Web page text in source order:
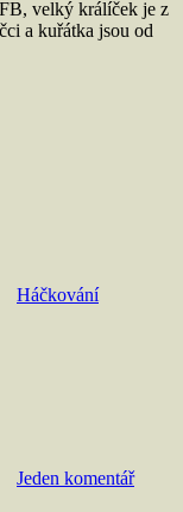
velký králíček je z
a kuřátka jsou od
Háčkování
Jeden komentář